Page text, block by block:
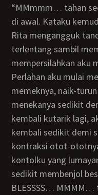
“MMmmm… tahan sedikit yah, mungkin agak sakit
di awal. Kataku
Rita mengangguk tanda mengerti dan langsung
terlentang sambil
mempersilahkan aku
Perlahan aku mulai
memeknya, naik-
menekanya sedikit
kembali kutarik lagi,
kembali sedikit demi
kontraksi otot-
kontolku yang
sedikit membenjol
BLESSSS… MMMM… tusukan kuatku hampir